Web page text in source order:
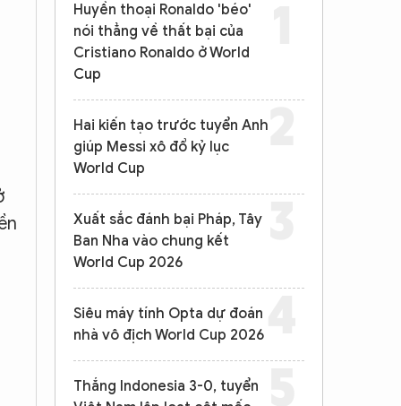
Huyền thoại Ronaldo 'béo'
nói thẳng về thất bại của
Cristiano Ronaldo ở World
Cup
Hai kiến tạo trước tuyển Anh
giúp Messi xô đổ kỷ lục
World Cup
Xuất sắc đánh bại Pháp, Tây
Ban Nha vào chung kết
World Cup 2026
Siêu máy tính Opta dự đoán
nhà vô địch World Cup 2026
Thắng Indonesia 3-0, tuyển